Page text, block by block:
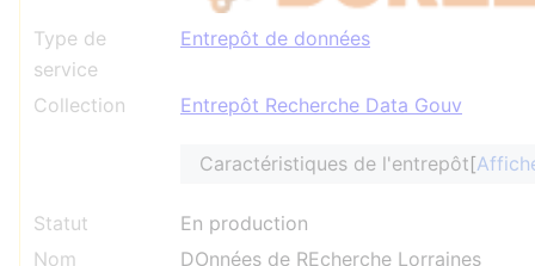
Type de
service
Entrepôt de données
Collection Entrepôt Recherche Data Gouv
Caractéristiques de l'entrepôt
Statut
En production
Nom
DOnnées de REcherche Lorraines